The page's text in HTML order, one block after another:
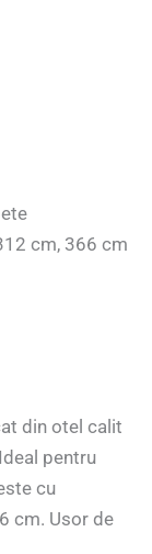
cm, 366 cm
din otel calit
pentru
cu
cm. Usor de